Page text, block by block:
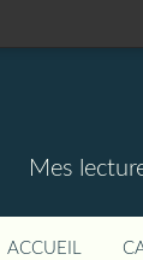
Mes
ACCUEIL